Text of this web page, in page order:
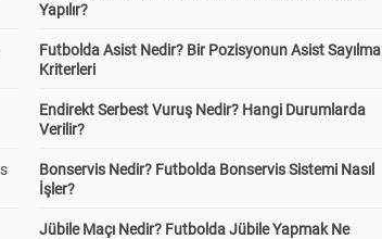
Yapılır?
Futbolda Asist Nedir? Bir Pozisyonun Asist Sayılma
Kriterleri
Endirekt Serbest Vuruş Nedir? Hangi Durumlarda
Verilir?
Bonservis Nedir? Futbolda Bonservis Sistemi Nasıl
İşler?
Jübile Maçı Nedir? Futbolda Jübile Yapmak Ne